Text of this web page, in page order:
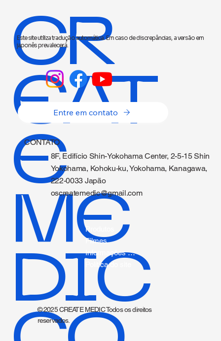
CR
EAT
E
ME
DIC
CONTATO
8F, Edifício Shin-Yokohama Center, 2-5-15 Shin
Yokohama, Kohoku-ku, Yokohama, Kanagawa,
222-0033 Japão
oscreatemedic@gmail.com
Este site utiliza tradução automática. Em caso de discrepâncias, a versão em
japonês prevalecerá.
© 2025 CREATE MEDIC Todos os direitos
reservados.
Entre em contato
Produtos
Filmes
Informações sobre cateteres.
Política do site